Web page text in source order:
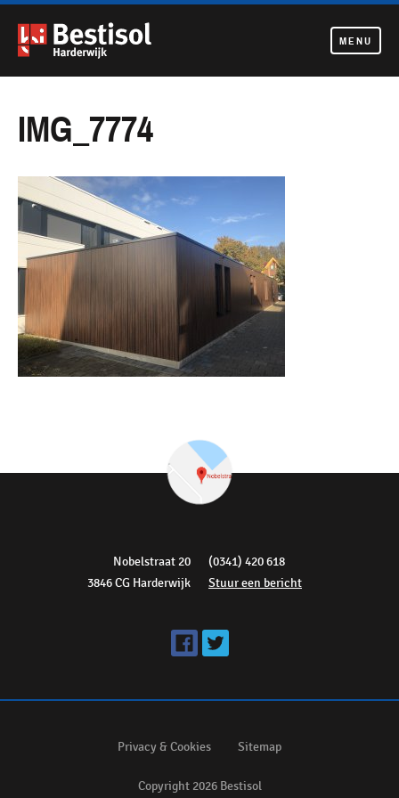
Navigatie
MENU
IMG_7774
Nobelstraat 20
3846 CG Harderwijk
(0341) 420 618
Stuur een bericht
Copyright 2026 Bestisol
Privacy & Cookies Sitemap